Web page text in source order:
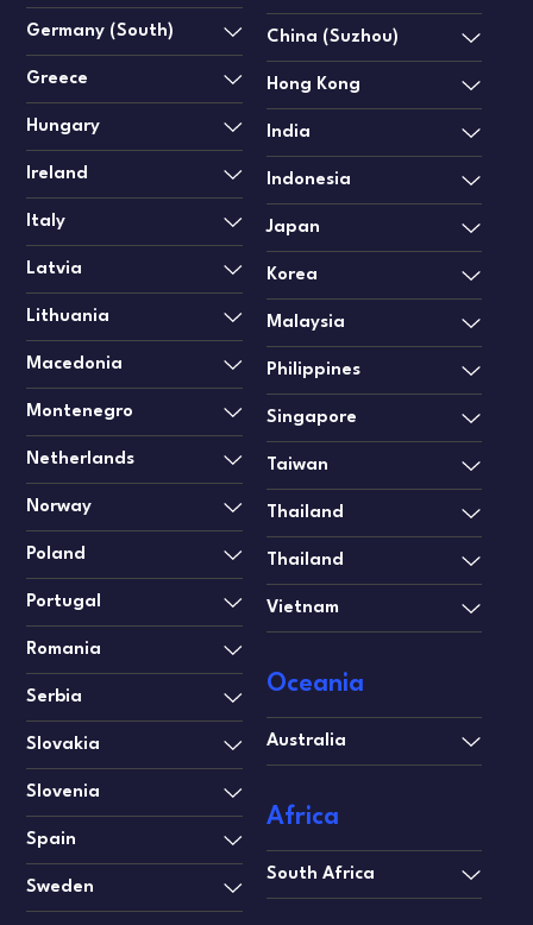
Germany (South)
Greece
Hungary
Ireland
Italy
Latvia
Lithuania
Macedonia
Montenegro
Netherlands
Norway
Poland
Portugal
Romania
Serbia
Slovakia
Slovenia
Spain
Sweden
China (Suzhou)
Hong Kong
India
Indonesia
Japan
Korea
Malaysia
Philippines
Singapore
Taiwan
Thailand
Thailand
Vietnam
Oceania
Australia
Africa
South Africa